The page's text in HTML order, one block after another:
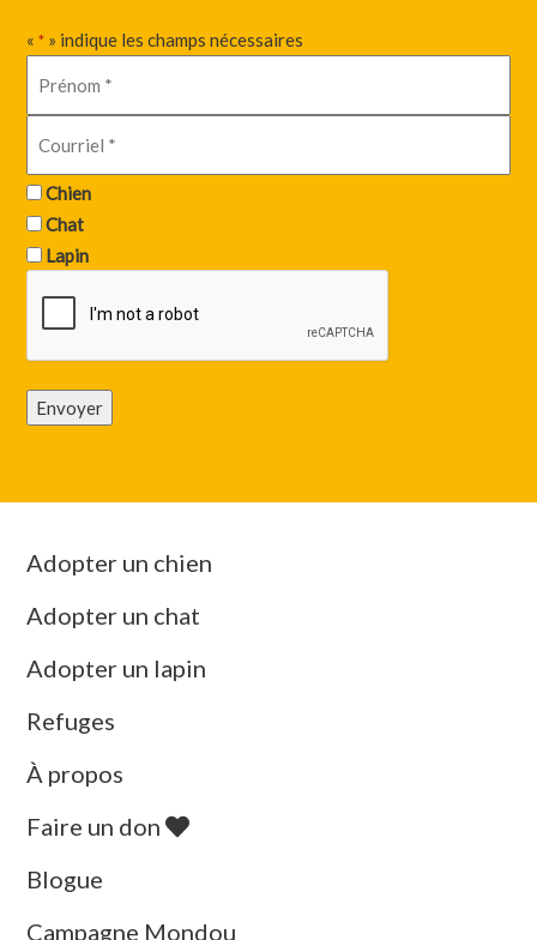
«* » indique les champs nécessaires
Chien
Chat
Lapin
Envoyer
Adopter un chien
Adopter un chat
Adopter un lapin
Refuges
À propos
Faire un don
Blogue
Campagne Mondou